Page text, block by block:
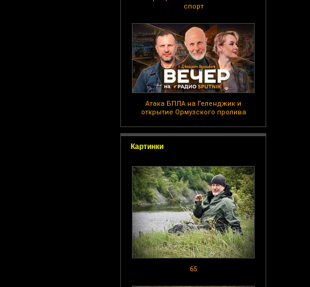
спорт
Атака БПЛА на Геленджик и
открытие Ормузского пролива
Картинки
65